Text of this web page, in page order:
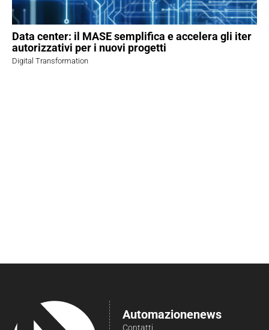
Data center: il MASE semplifica e accelera gli iter
autorizzativi per i nuovi progetti
Digital Transformation
Automazionenews
Contatti